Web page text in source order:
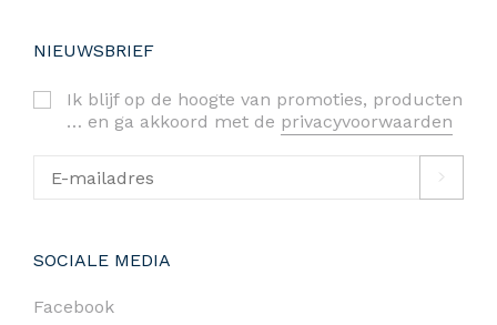
NIEUWSBRIEF
Ik blijf op de hoogte van promoties, producten
… en ga akkoord met de privacyvoorwaarden
SOCIALE MEDIA
Facebook